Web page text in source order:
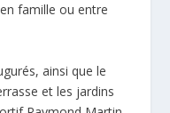
famille ou entre
ainsi que le
et les jardins